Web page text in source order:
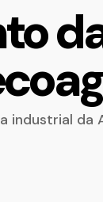
industrial da